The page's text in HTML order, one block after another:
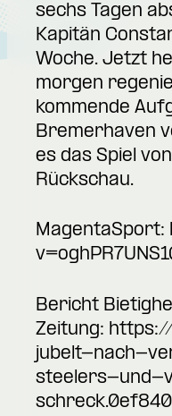
sechs Tagen
Kapitän
Woche. Jetzt
morgen
kommende
Bremerhaven
es das Spiel
Rückschau.
MagentaSport:
Bericht
Zeitung:
jubelt-nach-
steelers-und-